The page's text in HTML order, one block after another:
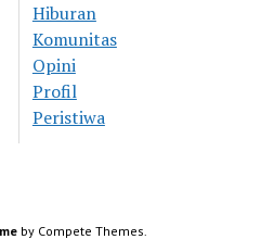
Hiburan
Komunitas
Opini
Profil
Peristiwa
by Compete Themes.